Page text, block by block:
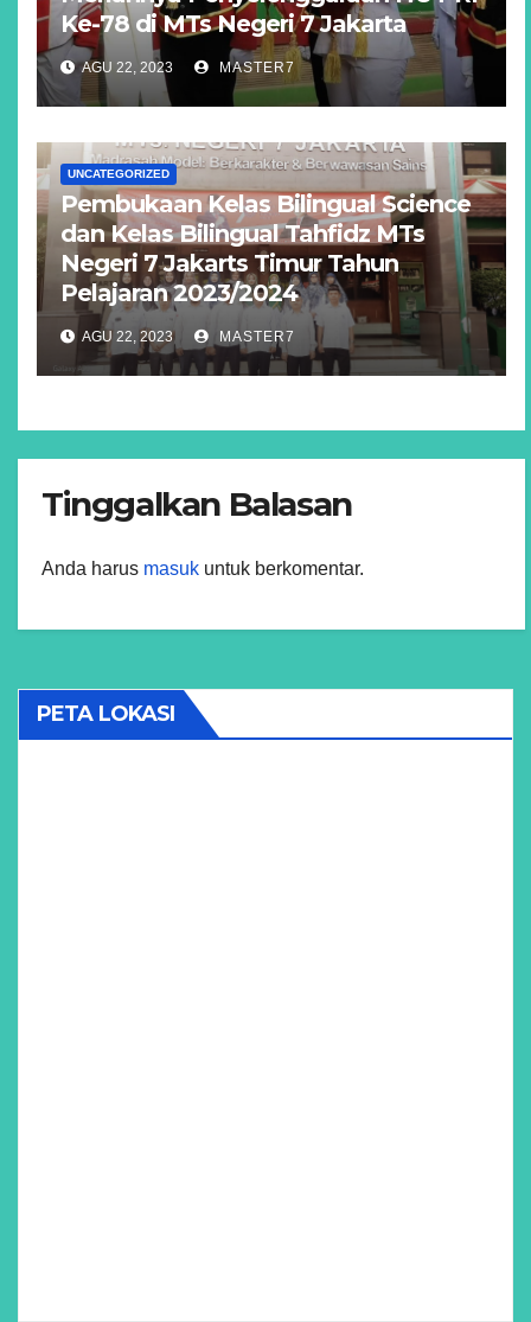
Ke-78 di MTs Negeri 7 Jakarta
AGU 22, 2023 MASTER7
UNCATEGORIZED
Pembukaan Kelas Bilingual Science
dan Kelas Bilingual Tahfidz MTs
Negeri 7 Jakarts Timur Tahun
Pelajaran 2023/2024
AGU 22, 2023 MASTER7
Tinggalkan Balasan
Anda harus masuk untuk berkomentar.
PETA LOKASI